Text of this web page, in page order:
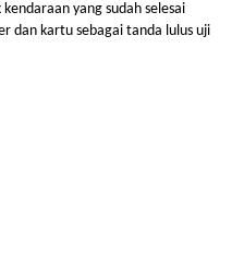
yang sudah selesai
dan kartu sebagai tanda lulus uji